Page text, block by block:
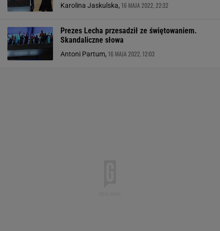
Karolina Jaskulska, 16 MAJA 2022, 22:32
Prezes Lecha przesadził ze świętowaniem.
Skandaliczne słowa
Antoni Partum, 16 MAJA 2022, 12:03